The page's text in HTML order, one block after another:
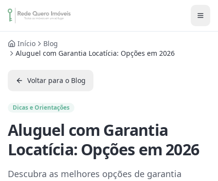
Início
Blog
Aluguel com Garantia Locatícia: Opções em 2026
Voltar para o Blog
Dicas e Orientações
Aluguel com Garantia
Locatícia: Opções em 2026
Descubra as melhores opções de garantia